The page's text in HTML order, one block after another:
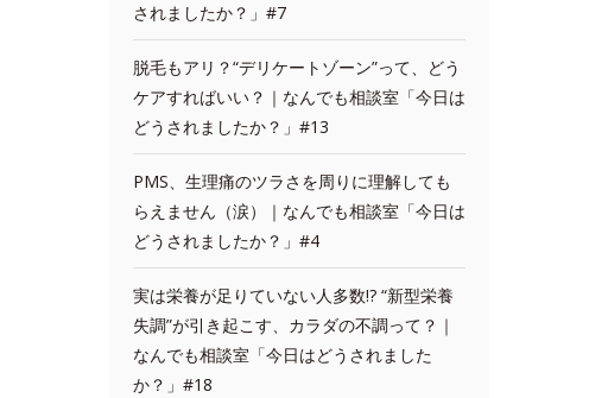
されましたか？」#7
脱毛もアリ？“デリケートゾーン”って、どう
ケアすればいい？｜なんでも相談室「今日は
どうされましたか？」#13
PMS、生理痛のツラさを周りに理解しても
らえません（涙）｜なんでも相談室「今日は
どうされましたか？」#4
実は栄養が足りていない人多数!? “新型栄養
失調”が引き起こす、カラダの不調って？｜
なんでも相談室「今日はどうされました
か？」#18